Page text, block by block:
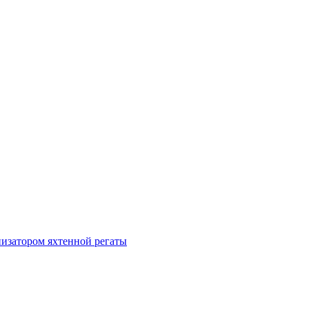
яхтенной регаты